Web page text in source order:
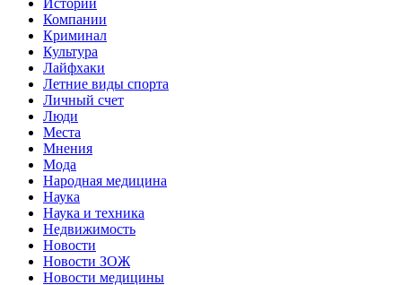
Компании
Криминал
Культура
Лайфхаки
Летние виды спорта
Личный счет
Люди
Места
Мнения
Мода
Народная медицина
Наука
Наука и техника
Недвижимость
Новости
Новости ЗОЖ
Новости медицины